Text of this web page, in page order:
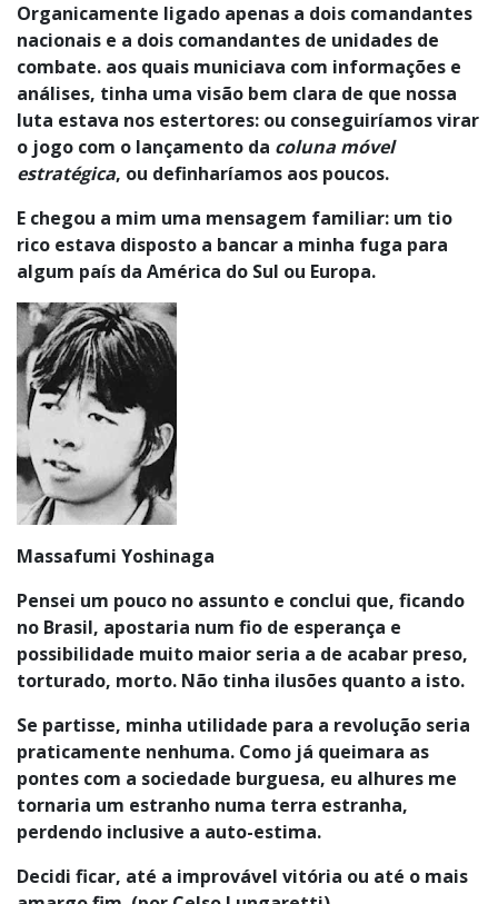
Organicamente ligado apenas a dois comandantes
nacionais e a dois comandantes de unidades de
combate. aos quais municiava com informações e
análises, tinha uma visão bem clara de que nossa
luta estava nos estertores: ou conseguiríamos virar
o jogo com o lançamento da coluna móvel
estratégica, ou definharíamos aos poucos.
E chegou a mim uma mensagem familiar: um tio
rico estava disposto a bancar a minha fuga para
algum país da América do Sul ou Europa.
Massafumi Yoshinaga
Pensei um pouco no assunto e conclui que, ficando
no Brasil, apostaria num fio de esperança e
possibilidade muito maior seria a de acabar preso,
torturado, morto. Não tinha ilusões quanto a isto.
Se partisse, minha utilidade para a revolução seria
praticamente nenhuma. Como já queimara as
pontes com a sociedade burguesa, eu alhures me
tornaria um estranho numa terra estranha,
perdendo inclusive a auto-estima.
Decidi ficar, até a improvável vitória ou até o mais